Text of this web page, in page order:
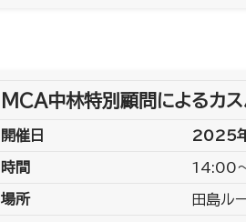
MCA中林特別顧問によるカ
開催日 2025年
時間 14:00
場所 田島ル